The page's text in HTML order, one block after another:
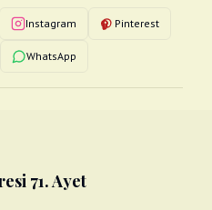
Instagram Pinterest
WhatsApp
71. Ayet